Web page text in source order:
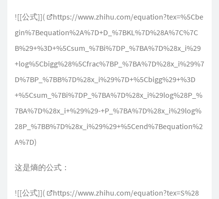
![[公式]](
https://www.zhihu.com/equation?tex=%5Cbe
gin%7Bequation%2A%7D+D_%7BKL%7D%28A%7C%7C
B%29+%3D+%5Csum_%7Bi%7DP_%7BA%7D%28x_i%29
+log%5Cbigg%28%5Cfrac%7BP_%7BA%7D%28x_i%29%7
D%7BP_%7BB%7D%28x_i%29%7D+%5Cbigg%29+%3D
+%5Csum_%7Bi%7DP_%7BA%7D%28x_i%29log%28P_%
7BA%7D%28x_i+%29%29-+P_%7BA%7D%28x_i%29log%
28P_%7BB%7D%28x_i%29%29+%5Cend%7Bequation%2
A%7D)
这是熵的公式：
![[公式]](
https://www.zhihu.com/equation?tex=S%28